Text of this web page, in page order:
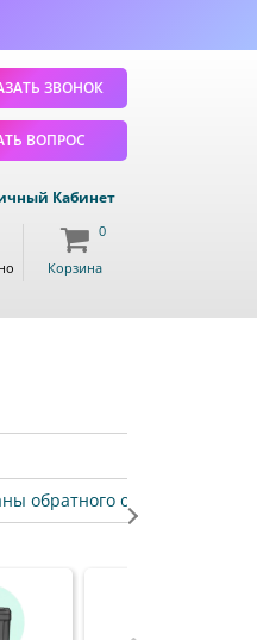
ЗВОНОК
ВОПРОС
Кабинет
Корзина
0
обратного осмоса